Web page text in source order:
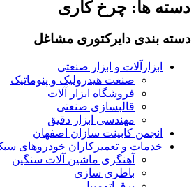
دسته ها: چرخ کاری
دسته بندی دایرکتوری مشاغل
ابزارآلات و ابزار صنعتی
صنعت هیدرولیک و پنوماتیک
فروشگاه ابزار آلات
قالبسازی صنعتی
مهندسی ابزار دقیق
انجمن کابینت سازان اصفهان
خدمات و تعمیرکاران خودروهای
آهنگری ماشین آلات سنگین
باطری سازی